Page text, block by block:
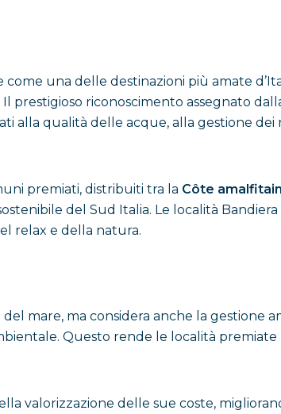
una delle destinazioni più amate
riconoscimento assegnato
alla qualità delle acque, alla gestione dei
premiati, distribuiti tra la Côte
del Sud Italia. Le località
relax e della natura.
mare, ma considera anche la gestione
Questo rende le località
valorizzazione delle sue coste,